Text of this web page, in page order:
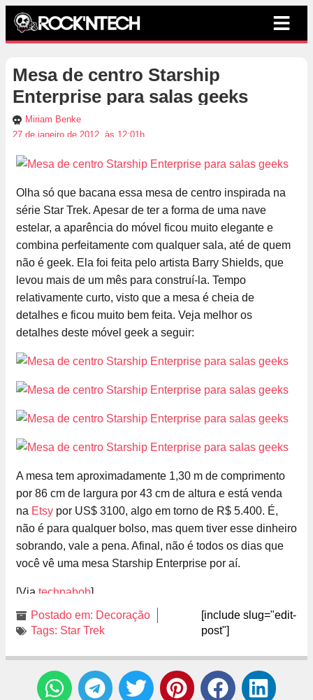
Mesa de centro Starship
Enterprise para salas geeks
Miriam Benke
27 de janeiro de 2012, às 12:01h
Olha só que bacana essa mesa de centro inspirada na
série Star Trek. Apesar de ter a forma de uma nave
estelar, a aparência do móvel ficou muito elegante e
combina perfeitamente com qualquer sala, até de quem
não é geek. Ela foi feita pelo artista Barry Shields, que
levou mais de um mês para construí-la. Tempo
relativamente curto, visto que a mesa é cheia de
detalhes e ficou muito bem feita. Veja melhor os
detalhes deste móvel geek a seguir:
A mesa tem aproximadamente 1,30 m de comprimento
por 86 cm de largura por 43 cm de altura e está venda
na Etsy por US$ 3100, algo em torno de R$ 5.400. É,
não é para qualquer bolso, mas quem tiver esse dinheiro
sobrando, vale a pena. Afinal, não é todos os dias que
você vê uma mesa Starship Enterprise por aí.
[Via technabob]
Postado em: Decoração
Tags: Star Trek
[include slug="edit-
post"]